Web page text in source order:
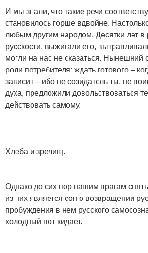
И мы знали, что такие речи
становилось горше вдвойне.
любым другим народом. Десятки лет в
русскости, выжигали его,
могли на нас не сказаться. Нынешний
роли потребителя: ждать готового –
зависит – ибо не созидатель ты, не
духа, предложили довольствоваться
действовать самому.
Хлеба и зрелищ.
Однако до сих пор нашим врагам
из них является сон о возвращении
пробуждения в нем русского
холодный пот кидает.